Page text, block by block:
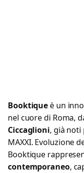
Booktiqueè un
nel cuore di Roma,
Ciccaglioni, già noti
MAXXI. Evoluzione
Booktique
contemporaneo,